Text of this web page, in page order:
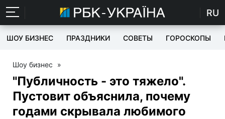
RU
ШОУ БИЗНЕС ПРАЗДНИКИ СОВЕТЫ ГОРОСКОПЫ
Шоу бизнес »
"Публичность - это тяжело".
Пустовит объяснила, почему
годами скрывала любимого